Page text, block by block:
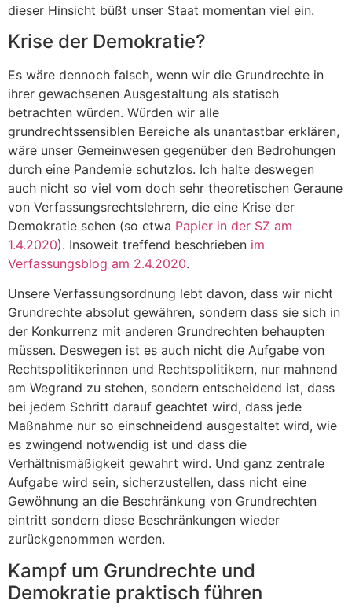
dieser Hinsicht büßt unser Staat momentan viel ein.
Krise der Demokratie?
Es wäre dennoch falsch, wenn wir die Grundrechte in
ihrer gewachsenen Ausgestaltung als statisch
betrachten würden. Würden wir alle
grundrechtssensiblen Bereiche als unantastbar erklären,
wäre unser Gemeinwesen gegenüber den Bedrohungen
durch eine Pandemie schutzlos. Ich halte deswegen
auch nicht so viel vom doch sehr theoretischen Geraune
von Verfassungsrechtslehrern, die eine Krise der
Demokratie sehen (so etwa Papier in der SZ am
1.4.2020). Insoweit treffend beschrieben im
Verfassungsblog am 2.4.2020.
Unsere Verfassungsordnung lebt davon, dass wir nicht
Grundrechte absolut gewähren, sondern dass sie sich in
der Konkurrenz mit anderen Grundrechten behaupten
müssen. Deswegen ist es auch nicht die Aufgabe von
Rechtspolitikerinnen und Rechtspolitikern, nur mahnend
am Wegrand zu stehen, sondern entscheidend ist, dass
bei jedem Schritt darauf geachtet wird, dass jede
Maßnahme nur so einschneidend ausgestaltet wird, wie
es zwingend notwendig ist und dass die
Verhältnismäßigkeit gewahrt wird. Und ganz zentrale
Aufgabe wird sein, sicherzustellen, dass nicht eine
Gewöhnung an die Beschränkung von Grundrechten
eintritt sondern diese Beschränkungen wieder
zurückgenommen werden.
Kampf um Grundrechte und
Demokratie praktisch führen